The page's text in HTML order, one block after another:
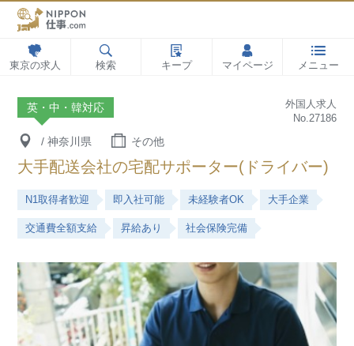
東京の求人 検索 キープ マイページ メニュー
英・中・韓対応
外国人求人
No.27186
/ 神奈川県 その他
大手配送会社の宅配サポーター(ドライバー)
N1取得者歓迎 即入社可能 未経験者OK 大手企業
交通費全額支給 昇給あり 社会保険完備